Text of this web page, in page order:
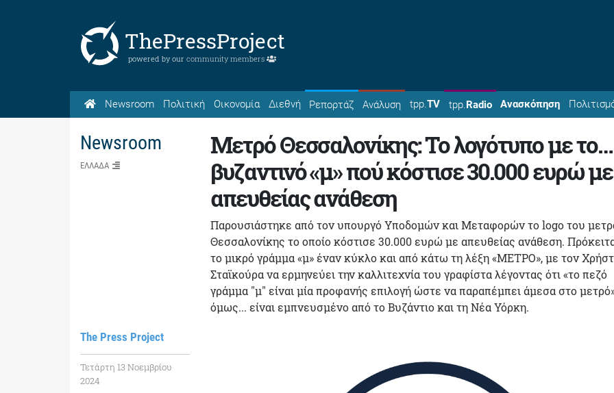
ThePressProject
powered by our community members
Newsroom Πολιτική Οικονομία Διεθνή Ρεπορτάζ Ανάλυση tpp.TV tpp.Radio Ανασκόπηση
Newsroom
ΕΛΛΑΔΑ
The Press Project
Τετάρτη 13 Νοεμβρίου
2024
Μετρό Θεσσαλονίκης: Το λογότυπο με το…
βυζαντινό «μ» πού κόστισε 30.000 ευρώ με
απευθείας ανάθεση
Παρουσιάστηκε από τον υπουργό Υποδομών και Μεταφορών το logo του
Θεσσαλονίκης το οποίο κόστισε 30.000 ευρώ με απευθείας ανάθεση.
το μικρό γράμμα «μ» έναν κύκλο και από κάτω τη λέξη «ΜΕΤΡΟ», με τον
Σταϊκούρα να ερμηνεύει την καλλιτεχνία του γραφίστα λέγοντας ότι «το πεζό
γράμμα "μ" είναι μία προφανής επιλογή ώστε να παραπέμπει άμεσα στο
όμως... είναι εμπνευσμένο από το Βυζάντιο και τη Νέα Υόρκη.